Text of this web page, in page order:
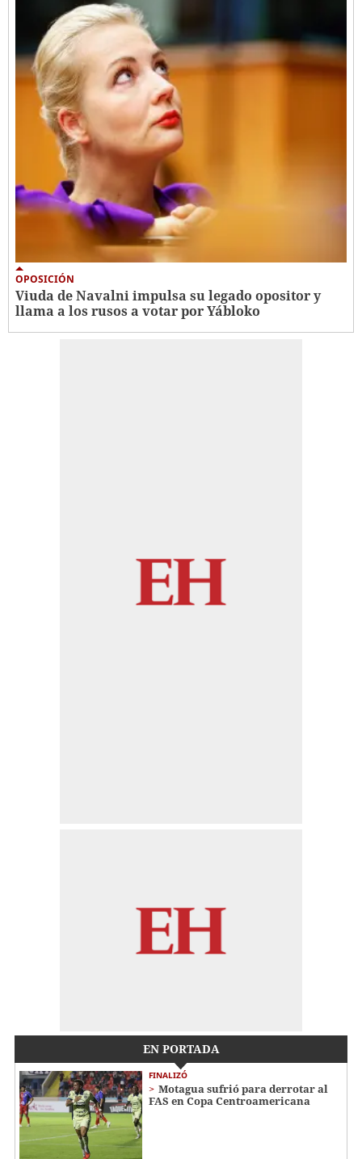
OPOSICIÓN
Viuda de Navalni impulsa su legado opositor y
llama a los rusos a votar por Yábloko
EN PORTADA
FINALIZÓ
Motagua sufrió para derrotar al
FAS en Copa Centroamericana